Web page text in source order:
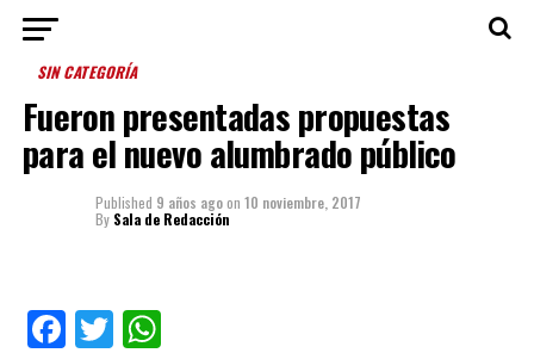
SIN CATEGORÍA
Fueron presentadas propuestas
para el nuevo alumbrado público
Published 9 años agoon 10 noviembre, 2017
By Sala de Redacción
Facebook
TwitterWhatsApp